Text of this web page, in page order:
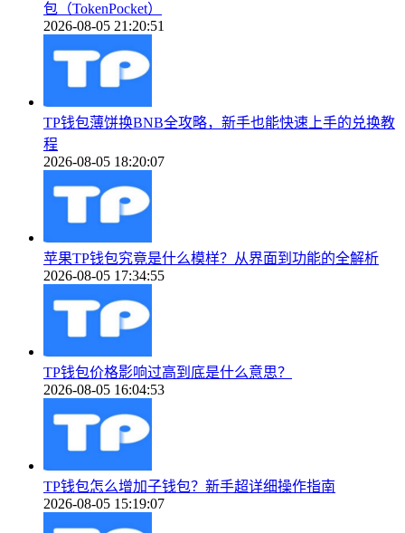
包（TokenPocket）
2026-08-05 21:20:51
TP钱包薄饼换BNB全攻略，新手也能快速上手的兑换教
程
2026-08-05 18:20:07
苹果TP钱包究竟是什么模样？从界面到功能的全解析
2026-08-05 17:34:55
TP钱包价格影响过高到底是什么意思？
2026-08-05 16:04:53
TP钱包怎么增加子钱包？新手超详细操作指南
2026-08-05 15:19:07